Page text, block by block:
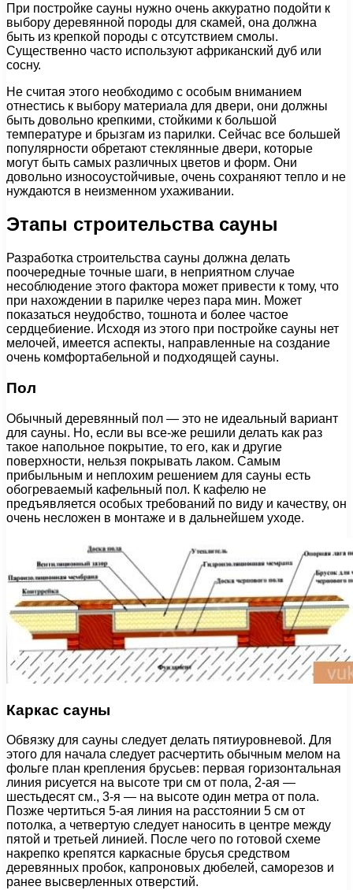
При постройке сауны нужно очень аккуратно подойти к
выбору деревянной породы для скамей, она должна
быть из крепкой породы с отсутствием смолы.
Существенно часто используют африканский дуб или
сосну.
Не считая этого необходимо с особым вниманием
отнестись к выбору материала для двери, они должны
быть довольно крепкими, стойкими к большой
температуре и брызгам из парилки. Сейчас все большей
популярности обретают стеклянные двери, которые
могут быть самых различных цветов и форм. Они
довольно износоустойчивые, очень сохраняют тепло и не
нуждаются в неизменном ухаживании.
Этапы строительства сауны
Разработка строительства сауны должна делать
поочередные точные шаги, в неприятном случае
несоблюдение этого фактора может привести к тому, что
при нахождении в парилке через пара мин. Может
показаться неудобство, тошнота и более частое
сердцебиение. Исходя из этого при постройке сауны нет
мелочей, имеется аспекты, направленные на создание
очень комфортабельной и подходящей сауны.
Пол
Обычный деревянный пол — это не идеальный вариант
для сауны. Но, если вы все-же решили делать как раз
такое напольное покрытие, то его, как и другие
поверхности, нельзя покрывать лаком. Самым
прибыльным и неплохим решением для сауны есть
обогреваемый кафельный пол. К кафелю не
предъявляется особых требований по виду и качеству, он
очень несложен в монтаже и в дальнейшем уходе.
Каркас сауны
Обвязку для сауны следует делать пятиуровневой. Для
этого для начала следует расчертить обычным мелом на
фольге план крепления брусьев: первая горизонтальная
линия рисуется на высоте три см от пола, 2-ая —
шестьдесят см., 3-я — на высоте один метра от пола.
Позже чертиться 5-ая линия на расстоянии 5 см от
потолка, а четвертую следует наносить в центре между
пятой и третьей линией. После чего по готовой схеме
накрепко крепятся каркасные брусья средством
деревянных пробок, капроновых дюбелей, саморезов и
ранее высверленных отверстий.